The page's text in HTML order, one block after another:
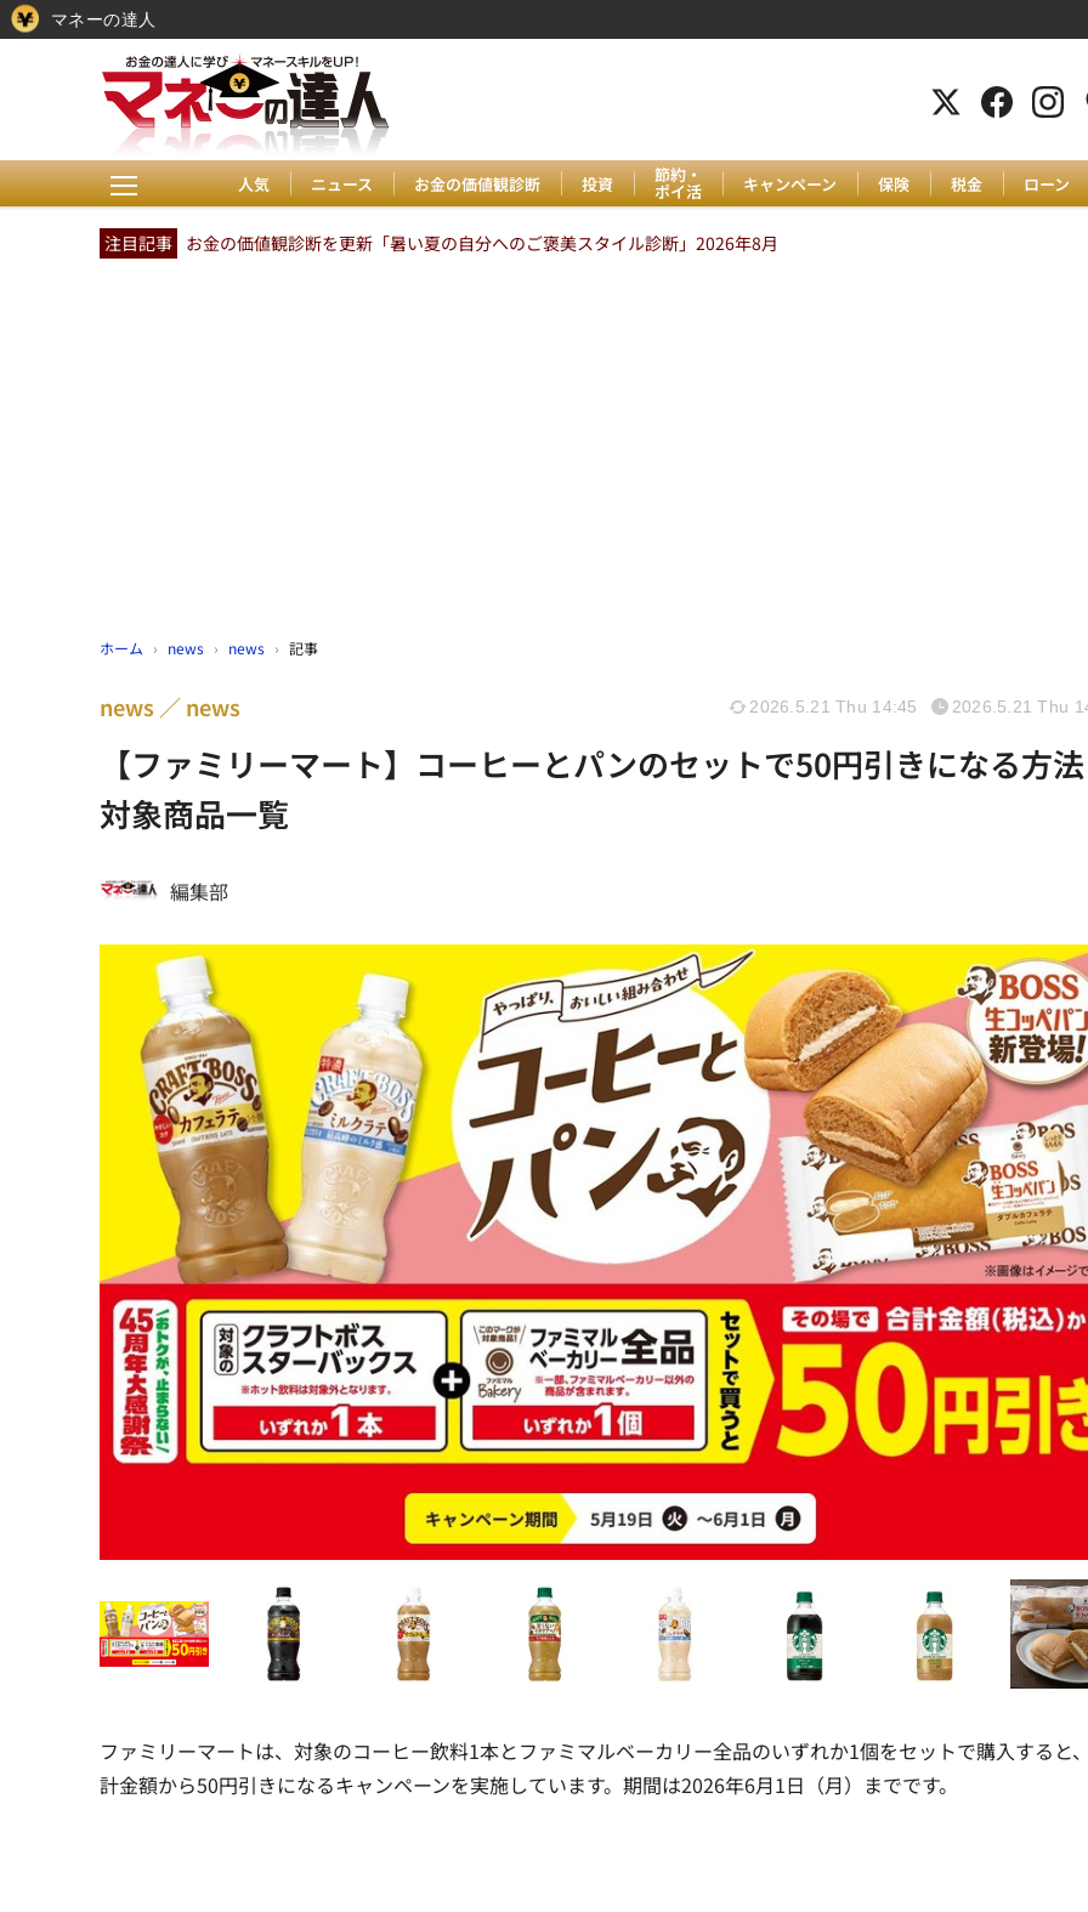
人気 ニュース お金の価値観診断 投資 節約・
ポイ活 キャンペーン 保険 税金 ローン
注目記事 お金の価値観診断を更新「暑い夏の自分へのご褒美スタイル診断」2026年8月
ホーム › news › news › 記事
【ファミリーマート】コーヒーとパンのセットで50円引きになる方
対象商品一覧
news news 2026.5.21 Thu 14:45 2026.5.21 Thu
編集部
ファミリーマートは、対象のコーヒー飲料1本とファミマルベーカリー全品のいずれか1個をセットで購入すると
計金額から50円引きになるキャンペーンを実施しています。期間は2026年6月1日（月）までです。
マネーの達人